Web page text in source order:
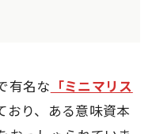
有名な 「ミニマリス
おり、ある意味資本